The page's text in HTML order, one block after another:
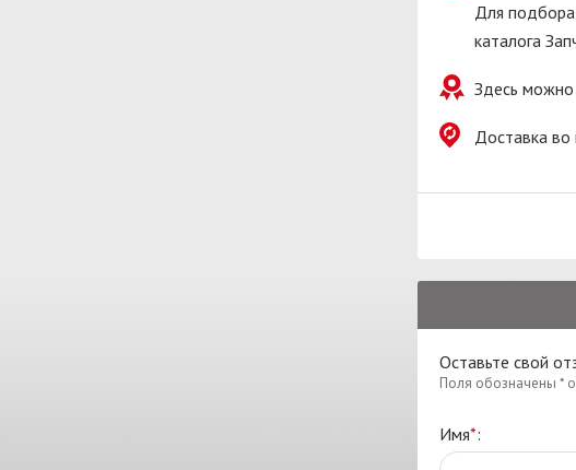
Для подбора
каталога
Здесь можно
Доставка во
Оставьте свой
Поля обозначены *
Имя*: